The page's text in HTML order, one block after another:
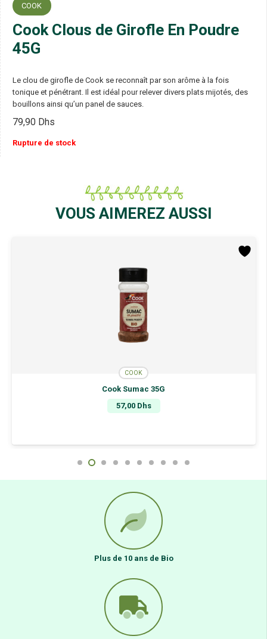
COOK
Cook Clous de Girofle En Poudre
45G
Le clou de girofle de Cook se reconnaît par son arôme à la fois
tonique et pénétrant. Il est idéal pour relever divers plats mijotés, des
bouillons ainsi qu’un panel de sauces.
79,90 Dhs
Rupture de stock
VOUS AIMEREZ AUSSI
COOK
Cook Sumac 35G
57,00 Dhs
Plus de 10 ans de Bio